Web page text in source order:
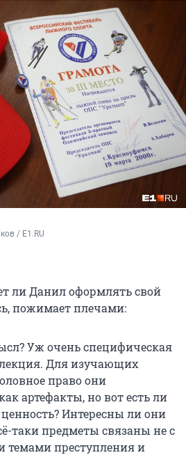
/ E1.RU
ли Данил оформлять свой
пожимает плечами:
Уж очень специфическая
Для изучающих
право они
артефакты, но вот есть ли
Интересны ли они
таки предметы связаны не с
преступления и